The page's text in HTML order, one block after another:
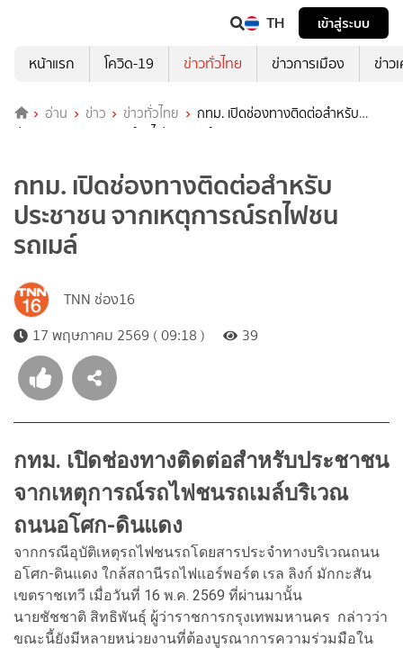
TH
เข้าสู่ระบบ
หน้าแรก
โควิด-19 ข่าวทั่วไทย ข่าวการเมือง ข่าว
อ่าน ข่าว ข่าวทั่วไทย
กทม. เปิดช่องทางติดต่อสำหรับ
ประชาชน จากเหตุการณ์รถไฟชนรถเมล์
กทม. เปิดช่องทางติดต่อสำหรับ
ประชาชน จากเหตุการณ์รถไฟชน
รถเมล์
TNN ช่อง16
17 พฤษภาคม 2569 ( 09:18 )
39
กทม. เปิดช่องทางติดต่อสำหรับประชาชน
จากเหตุการณ์รถไฟชนรถเมล์บริเวณ
ถนนอโศก-ดินแดง
จากกรณีอุบัติเหตุรถไฟชนรถโดยสารประจำทางบริเวณถนน
อโศก-ดินแดง ใกล้สถานีรถไฟแอร์พอร์ต เรล ลิงก์ มักกะสัน
เขตราชเทวี เมื่อวันที่ 16 พ.ค. 2569 ที่ผ่านมานั้น
นายชัชชาติ สิทธิพันธุ์ ผู้ว่าราชการกรุงเทพมหานคร กล่าวว่า
ขณะนี้ยังมีหลายหน่วยงานที่ต้องบูรณาการความร่วมมือใน